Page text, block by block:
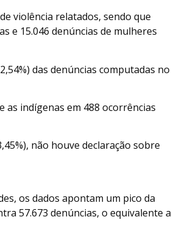
violência relatados, sendo que
e 15.046 denúncias de mulheres
das denúncias computadas no
as indígenas em 488 ocorrências
não houve declaração sobre
os dados apontam um pico da
57.673 denúncias, o equivalente a